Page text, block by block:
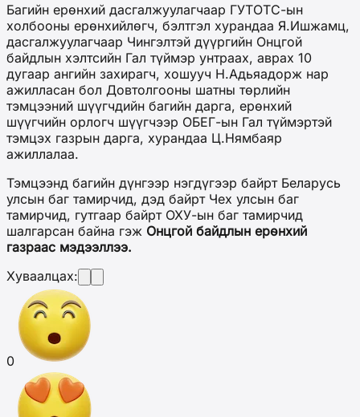
Багийн ерөнхий дасгалжуулагчаар ГУТОТС-ын
холбооны ерөнхийлөгч, бэлтгэл хурандаа Я.Ишжамц,
дасгалжуулагчаар Чингэлтэй дүүргийн Онцгой
байдлын хэлтсийн Гал түймэр унтраах, аврах 10
дугаар ангийн захирагч, хошууч Н.Адьяадорж нар
ажилласан бол Довтолгооны шатны төрлийн
тэмцээний шүүгчдийн багийн дарга, ерөнхий
шүүгчийн орлогч шүүгчээр ОБЕГ-ын Гал түймэртэй
тэмцэх газрын дарга, хурандаа Ц.Нямбаяр
ажиллалаа.
Тэмцээнд багийн дүнгээр нэгдүгээр байрт Беларусь
улсын баг тамирчид, дэд байрт Чех улсын баг
тамирчид, гутгаар байрт ОХУ-ын баг тамирчид
шалгарсан байна гэж Онцгой байдлын ерөнхий
газраас мэдээллээ.
Хуваалцах:
0